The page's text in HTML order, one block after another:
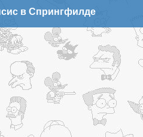
в Спрингфилде